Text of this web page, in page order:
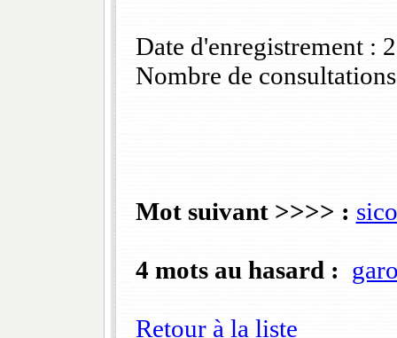
Date d'enregistrement :
Nombre de
Mot suivant >>>> :
4 mots au hasard :
Retour à la liste